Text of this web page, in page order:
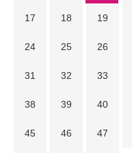
17 18 19
24 25 26
31 32 33
38 39 40
45 46 47